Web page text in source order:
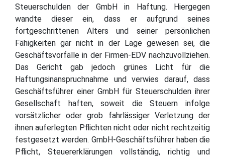
Steuerschulden der GmbH in Haftung. Hiergegen
wandte dieser ein, dass er aufgrund seines
fortgeschrittenen Alters und seiner persönlichen
Fähigkeiten gar nicht in der Lage gewesen sei, die
Geschäftsvorfälle in der Firmen-EDV nachzuvollziehen.
Das Gericht gab jedoch grünes Licht für die
Haftungsinanspruchnahme und verwies darauf, dass
Geschäftsführer einer GmbH für Steuerschulden ihrer
Gesellschaft haften, soweit die Steuern infolge
vorsätzlicher oder grob fahrlässiger Verletzung der
ihnen auferlegten Pflichten nicht oder nicht rechtzeitig
festgesetzt werden. GmbH-Geschäftsführer haben die
Pflicht, Steuererklärungen vollständig, richtig und